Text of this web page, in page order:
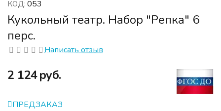
КОД: 053
Кукольный театр. Набор "Репка" 6
перс.
Написать отзыв
‍2 124‍руб.
ПРЕДЗАКАЗ